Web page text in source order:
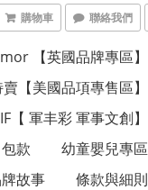
購物車 聯絡我們
【英國品牌專區】
【美國品項專售區】
【 軍丰彩 軍事文創】
包款
幼童嬰兒專區
故事 條款與細則